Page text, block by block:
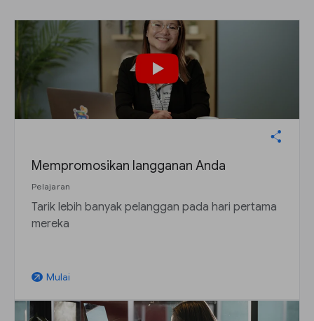
Mempromosikan langganan Anda
Pelajaran
Tarik lebih banyak pelanggan pada hari pertama
mereka
arrow_outward Mulai